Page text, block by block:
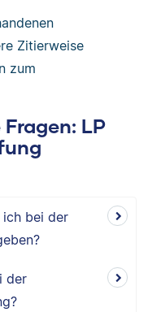
Zitierweise
zum
LP
ich bei der
der